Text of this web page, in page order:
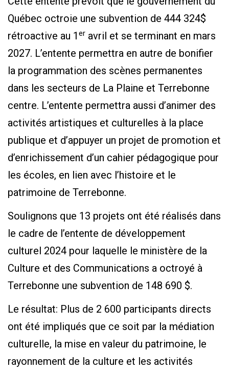
Québec octroie une subvention de 444 324$
rétroactive au 1 er avril et se terminant en mars
2027. L’entente permettra en autre de bonifier
la programmation des scènes permanentes
dans les secteurs de La Plaine et Terrebonne
centre. L’entente permettra aussi d’animer des
activités artistiques et culturelles à la place
publique et d’appuyer un projet de promotion et
d’enrichissement d’un cahier pédagogique pour
les écoles, en lien avec l’histoire et le
patrimoine de Terrebonne.
Soulignons que 13 projets ont été réalisés dans
le cadre de l’entente de développement
culturel 2024 pour laquelle le ministère de la
Culture et des Communications a octroyé à
Terrebonne une subvention de 148 690 $.
Le résultat: Plus de 2 600 participants directs
ont été impliqués que ce soit par la médiation
culturelle, la mise en valeur du patrimoine, le
rayonnement de la culture et les activités